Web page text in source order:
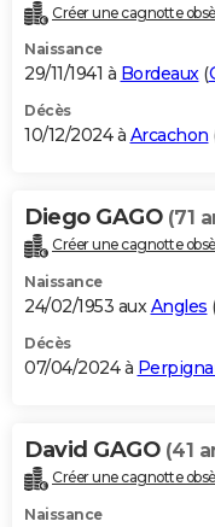
Créer une cagnotte
Naissance
29/11/1941 à Bordeaux(
Décès
10/12/2024 à Arcachon
Diego GAGO (71
Créer une cagnotte
Naissance
24/02/1953 auxAngles
Décès
07/04/2024 à
David GAGO (41
Créer une cagnotte
Naissance